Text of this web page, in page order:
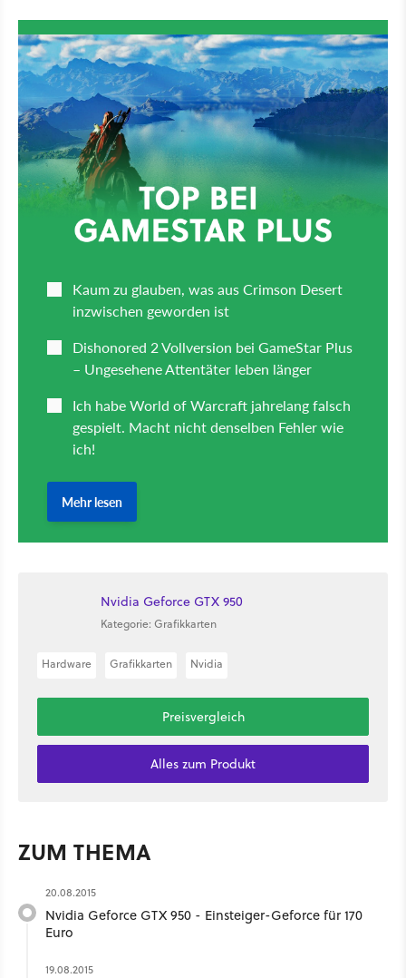
Nvidia Geforce GTX 950
Kategorie: Grafikkarten
Hardware Grafikkarten Nvidia
Preisvergleich
Alles zum Produkt
ZUM THEMA
20.08.2015
Nvidia Geforce GTX 950 - Einsteiger-Geforce für 170
Euro
19.08.2015